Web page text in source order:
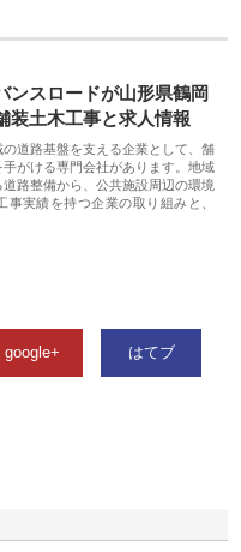
ンスロードが山形県鶴岡
装土木工事と求人情報
道路基盤を支える企業として、舗
がける専門会社があります。地域
路整備から、公共施設周辺の環境
事実績を持つ企業の取り組みと、
google+ はてブ